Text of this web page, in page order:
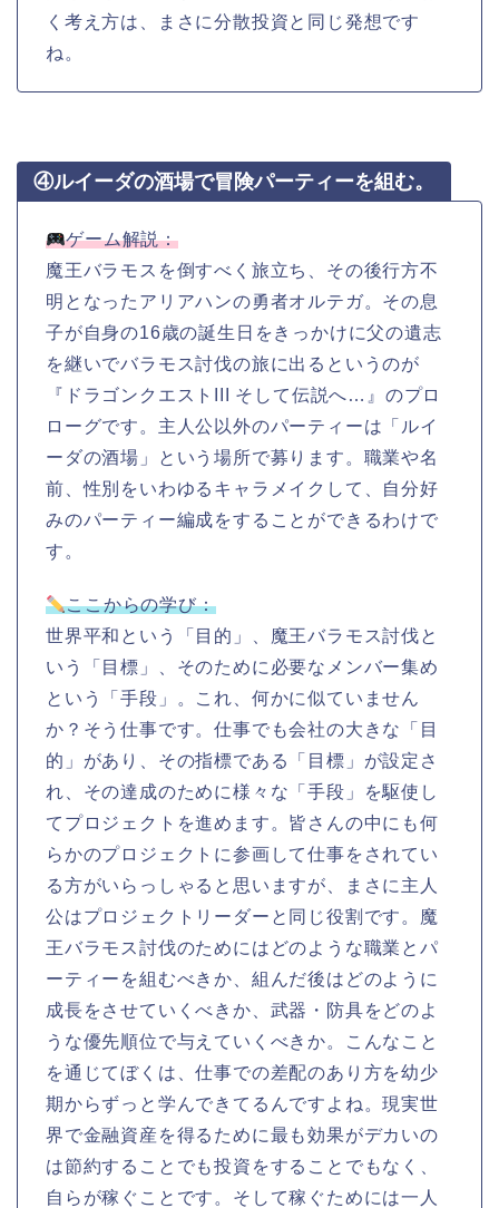
く考え方は、まさに分散投資と同じ発想です
ね。
④ルイーダの酒場で冒険パーティーを組む。
ゲーム解説：
魔王バラモスを倒すべく旅立ち、その後行方不
明となったアリアハンの勇者オルテガ。その息
子が自身の16歳の誕生日をきっかけに父の遺志
を継いでバラモス討伐の旅に出るというのが
『ドラゴンクエストIII そして伝説へ…』のプロ
ローグです。主人公以外のパーティーは「ルイ
ーダの酒場」という場所で募ります。職業や名
前、性別をいわゆるキャラメイクして、自分好
みのパーティー編成をすることができるわけで
す。
ここからの学び：
世界平和という「目的」、魔王バラモス討伐と
いう「目標」、そのために必要なメンバー集め
という「手段」。これ、何かに似ていません
か？そう仕事です。仕事でも会社の大きな「目
的」があり、その指標である「目標」が設定さ
れ、その達成のために様々な「手段」を駆使し
てプロジェクトを進めます。皆さんの中にも何
らかのプロジェクトに参画して仕事をされてい
る方がいらっしゃると思いますが、まさに主人
公はプロジェクトリーダーと同じ役割です。魔
王バラモス討伐のためにはどのような職業とパ
ーティーを組むべきか、組んだ後はどのように
成長をさせていくべきか、武器・防具をどのよ
うな優先順位で与えていくべきか。こんなこと
を通じてぼくは、仕事での差配のあり方を幼少
期からずっと学んできてるんですよね。現実世
界で金融資産を得るために最も効果がデカいの
は節約することでも投資をすることでもなく、
自らが稼ぐことです。そして稼ぐためには一人